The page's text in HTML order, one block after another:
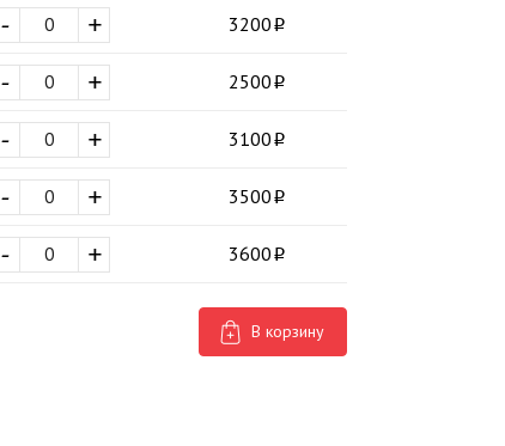
+
- 3200
+
- 2500
+
- 3100
+
- 3500
+
- 3600
В корзину